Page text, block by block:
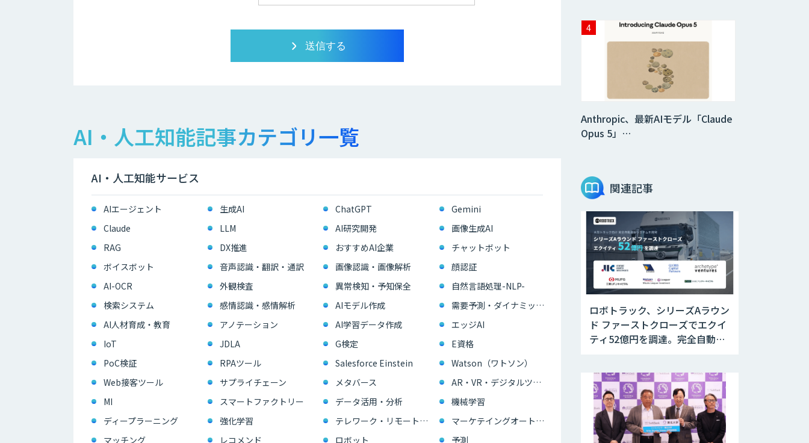
AI・人工知能記事カテゴリ一覧
AI・人工知能サービス
AIエージェント 生成AI ChatGPT
Gemini
Claude
LLM AI研究開発
画像生成AI
RAG
DX推進 おすすめAI企業
チャットボット
ボイスボット
音声認識・翻訳・通訳 画像認識・画像解析
顔認証
AI-OCR
外観検査 異常検知・予知保全
自然言語処理-NLP-
検索システム
感情認識・感情解析 AIモデル作成
需要予測・ダイナミックプライシング
AI人材育成・教育
アノテーション AI学習データ作成
エッジAI
IoT
JDLA G検定
E資格
PoC検証
RPAツール Salesforce Einstein
Watson（ワトソン）
Web接客ツール
サプライチェーン メタバース
AR・VR・デジタルツイン
MI
スマートファクトリー データ活用・分析
機械学習
ディープラーニング
強化学習 テレワーク・リモートワーク
マーケテイングオートメーション・MAツール
マッチング
レコメンド ロボット 予測
き」コンサルティ
ングサービス
フィジカルAI・AI
ロボット向け教師
データ収集・作成
SaaS・サブスク
向け収益管理プラ
Teachme Biz
AIR-NEXUS
Acompany セキ
ュアチャット
AI価格調査ツール
Smapra
secondz
Anthropic、最新AIモデル「Claude
Opus 5」…
関連記事
ロボトラック、シリーズAラウン
ド ファーストクローズでエクイ
ティ52億円を調達。完全自動運